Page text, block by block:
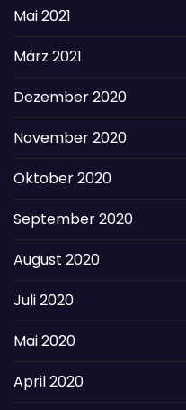
Mai 2021
März 2021
Dezember 2020
November 2020
Oktober 2020
September 2020
August 2020
Juli 2020
Mai 2020
April 2020